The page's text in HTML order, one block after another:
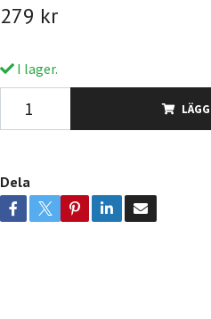
279 kr
I lager.
Dela